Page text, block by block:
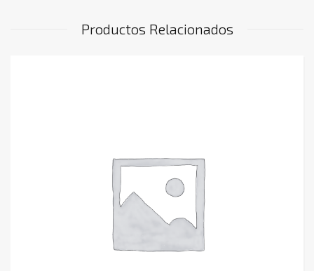
Productos Relacionados